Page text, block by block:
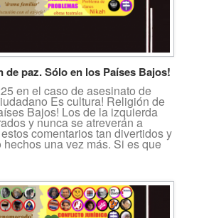
de paz. Sólo en los Países Bajos!
en el caso de asesinato de
Es cultura! Religión de
Bajos! Los de la izquierda
y nunca se atreverán a
comentarios tan divertidos y
una vez más. Si es que